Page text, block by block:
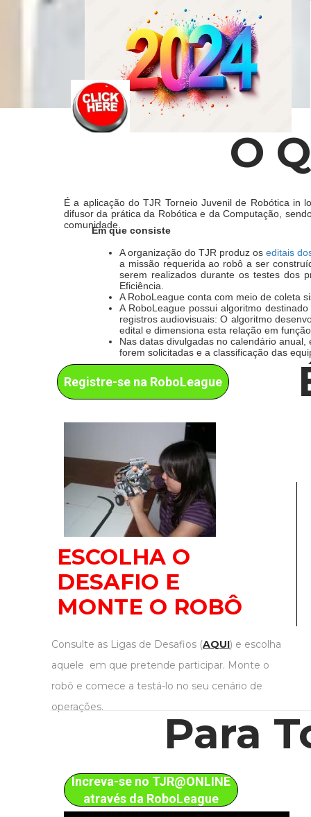
O
É a aplicação do TJR Torneio Juvenil de Robótica in
difusor da prática da Robótica e da Computação,
comunidade.
ESCOLHA O
DESAFIO E
MONTE O ROBÔ
Consulte as Ligas de Desafios (AQUI) e escolha
aquele em que pretende participar. Monte o
robô e comece a testá-lo no seu cenário de
operações.
Para
Em que consiste
A organização do TJR produz oseditais
a missão requerida ao robô a ser
serem realizados durante os testes dos
Eficiência.
A RoboLeague conta com meio de coleta
A RoboLeague possui algoritmo
registros audiovisuais: O algoritmo
edital e dimensiona esta relação em
Nas datas divulgadas no calendário
forem solicitadas e a classificação das
Registre-se na RoboLeague
Increva-se no TJR@ONLINE
através da RoboLeague